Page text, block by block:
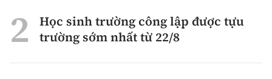
Học sinh trường công lập được tựu
trường sớm nhất từ 22/8